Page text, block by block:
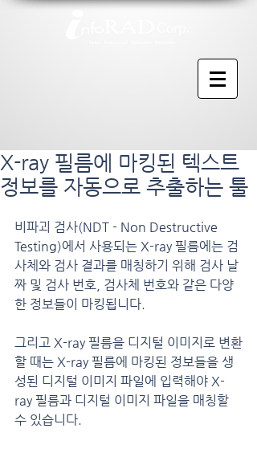
X-ray 필름에 마킹된 텍스트
정보를 자동으로 추출하는 툴
비파괴 검사(NDT - Non Destructive
Testing)에서 사용되는 X-ray 필름에는 검
사체와 검사 결과를 매칭하기 위해 검사 날
짜 및 검사 번호, 검사체 번호와 같은 다양
한 정보들이 마킹됩니다.
그리고 X-ray 필름을 디지털 이미지로 변환
할 때는 X-ray 필름에 마킹된 정보들을 생
성된 디지털 이미지 파일에 입력해야 X-
ray 필름과 디지털 이미지 파일을 매칭할
수 있습니다.